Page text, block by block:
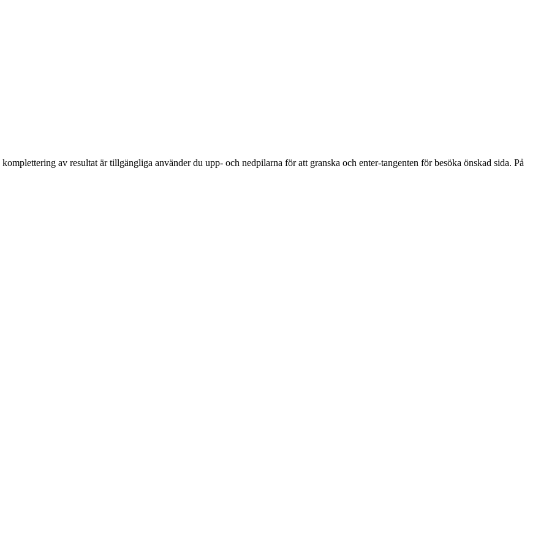
av resultat är tillgängliga använder du upp- och nedpilarna för att granska och enter-tangenten för besöka önskad sida. På